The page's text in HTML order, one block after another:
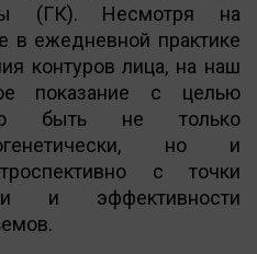
(ГК). Несмотря на
в ежедневной практике
контуров лица, на наш
показание с целью
быть не только
но и
с точки
и эффективности